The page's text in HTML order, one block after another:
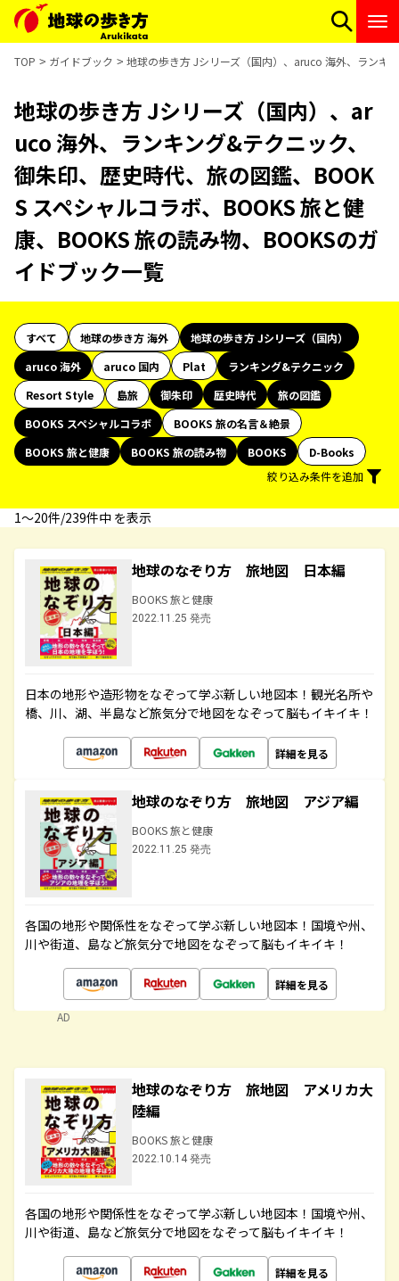
TOP ガイドブック 地球の歩き方 Jシリーズ（国内）、aruco 海外、ランキ
地球の歩き方 Jシリーズ（国内）、ar
uco 海外、ランキング&テクニック、
御朱印、歴史時代、旅の図鑑、BOOK
S スペシャルコラボ、BOOKS 旅と健
康、BOOKS 旅の読み物、BOOKSのガ
イドブック一覧
すべて 地球の歩き方 海外
地球の歩き方 Jシリーズ（国内）
aruco 海外
aruco 国内 Plat
ランキング&テクニック
Resort Style
島旅 御朱印 歴史時代
旅の図鑑
BOOKS スペシャルコラボ
BOOKS 旅の名言＆絶景
BOOKS 旅と健康
BOOKS 旅の読み物 BOOKS
D-Books
絞り込み条件を追加
1〜20件/239件中 を表示
地球のなぞり方 旅地図 日本編
BOOKS 旅と健康
2022.11.25 発売
日本の地形や造形物をなぞって学ぶ新しい地図本！観光名所や
橋、川、湖、半島など旅気分で地図をなぞって脳もイキイキ！
詳細を見る
地球のなぞり方 旅地図 アジア編
BOOKS 旅と健康
2022.11.25 発売
各国の地形や関係性をなぞって学ぶ新しい地図本！国境や州、
川や街道、島など旅気分で地図をなぞって脳もイキイキ！
詳細を見る
AD
地球のなぞり方 旅地図 アメリカ大
陸編
BOOKS 旅と健康
2022.10.14 発売
各国の地形や関係性をなぞって学ぶ新しい地図本！国境や州、
川や街道、島など旅気分で地図をなぞって脳もイキイキ！
詳細を見る